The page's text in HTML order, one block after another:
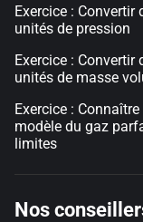
Exercice : Convertir
unités de pression
Exercice : Convertir
unités de masse
Exercice : Connaître
modèle du gaz
limites
Nos